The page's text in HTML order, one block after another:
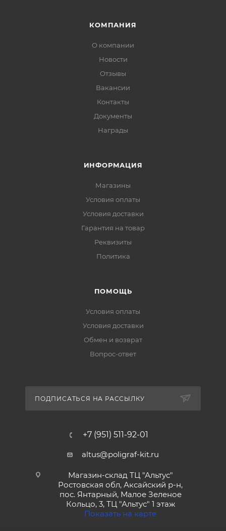
КОМПАНИЯ
О компании
Новости
Отзывы
Вакансии
Контакты
Документы
Награды
ИНФОРМАЦИЯ
Магазины
Условия оплаты
Условия доставки
Гарантия на товар
Реквизиты
Политика
ПОМОЩЬ
Условия оплаты
Условия доставки
Обмен и возврат
Вопрос-ответ
ПОДПИСАТЬСЯ НА РАССЫЛКУ
+7 (951) 511-92-01
altus@poligraf-kit.ru
Магазин-склад ТЦ "Альтус"
Ростовская обл, Аксайский р-н,
пос. Янтарный, Малое Зеленое
Кольцо, 3, ТЦ "Альтус" 1 этаж
Показать на карте